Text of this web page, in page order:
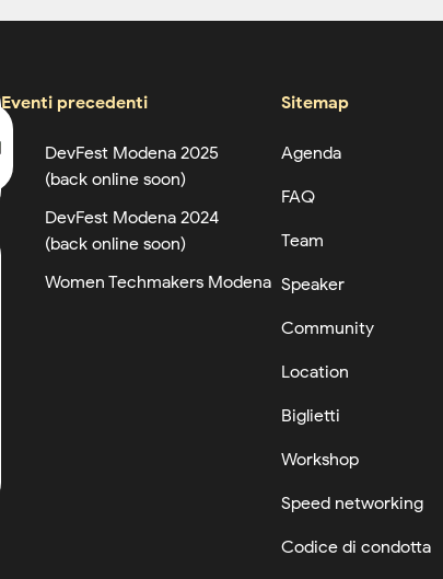
Eventi precedenti
DevFest Modena 2025
(back online soon)
DevFest Modena 2024
(back online soon)
Women Techmakers Modena
Sitemap
Agenda
FAQ
Team
Speaker
Community
Location
Biglietti
Workshop
Speed networking
Codice di condotta